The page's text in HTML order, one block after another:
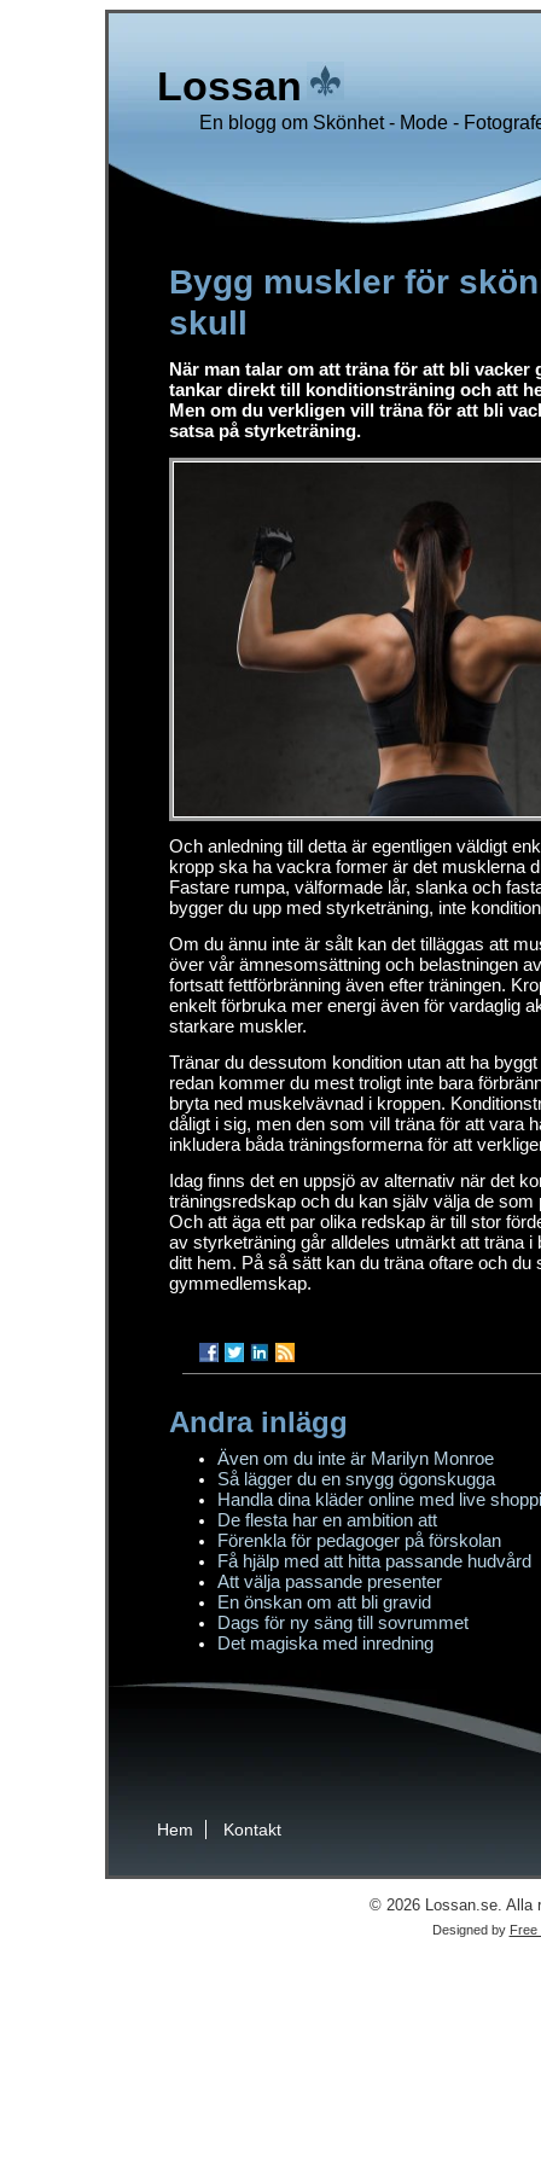
Lossan
En blogg om Skönhet - Mode -
Bygg muskler för
skull
När man talar om att träna för att bli vacker
tankar direkt till konditionsträning och att
Men om du verkligen vill träna för att bli
satsa på styrketräning.
Och anledning till detta är egentligen väldigt
kropp ska ha vackra former är det musklerna
Fastare rumpa, välformade lår, slanka och
bygger du upp med styrketräning, inte
Om du ännu inte är sålt kan det tilläggas att
över vår ämnesomsättning och belastningen
fortsatt fettförbränning även efter träningen.
enkelt förbruka mer energi även för vardaglig
starkare muskler.
Tränar du dessutom kondition utan att ha
redan kommer du mest troligt inte bara
bryta ned muskelvävnad i kroppen.
dåligt i sig, men den som vill träna för att vara
inkludera båda träningsformerna för att
Idag finns det en uppsjö av alternativ när det
träningsredskap och du kan själv välja de som
Och att äga ett par olika redskap är till stor
av styrketräning går alldeles utmärkt att träna i
ditt hem. På så sätt kan du träna oftare och du
gymmedlemskap.
Andra inlägg
Även om du inte är Marilyn Monroe
Så lägger du en snygg ögonskugga
Handla dina kläder online med live
De flesta har en ambition att
Förenkla för pedagoger på förskolan
Få hjälp med att hitta passande hudvård
Att välja passande presenter
En önskan om att bli gravid
Dags för ny säng till sovrummet
Det magiska med inredning
Hem Kontakt
© 2026 Lossan.se. Alla
Designed by Free